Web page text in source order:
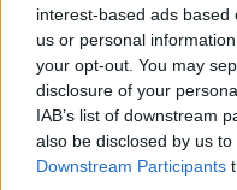
interest-based ads
us or personal
your opt-out. You may
disclosure of your
IAB’s list of downstream
also be disclosed by us
Downstream Participants
ΥΠΑΑΤ: Αποζημιώσεις
κτηνοτρόφους για
πυρετό
06/08/2026 - 15:33
Στ. Παπασταύρου:
Δυτική Αττική